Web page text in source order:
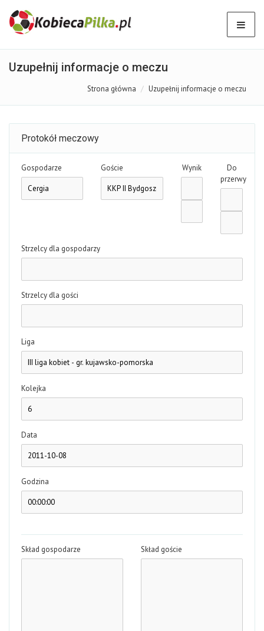
Uzupełnij informacje o meczu
Strona główna Uzupełnij informacje o meczu
Protokół meczowy
Gospodarze Goście Wynik
Do
przerwy
Strzelcy dla gospodarzy
Strzelcy dla gości
Liga
Kolejka
Data
Godzina
Skład gospodarze Skład goście